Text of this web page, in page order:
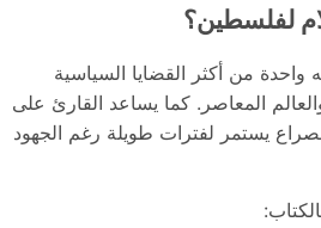
لفلسطين؟
واحدة من أكثر القضايا السياسية
المعاصر. كما يساعد القارئ على
يستمر لفترات طويلة رغم الجهود